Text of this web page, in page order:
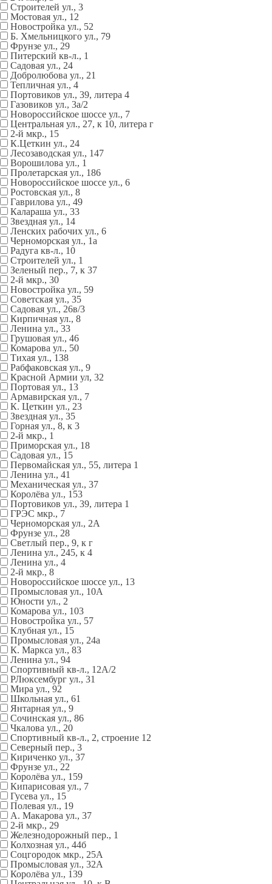
Строителей ул., 3
Мостовая ул., 12
Новостройка ул., 52
Б. Хмельницкого ул., 79
Фрунзе ул., 29
Питерский кв-л., 1
Садовая ул., 24
Добролюбова ул., 21
Тепличная ул., 4
Портовиков ул., 39, литера 4
Газовиков ул., 3а/2
Новороссийское шоссе ул., 7
Центральная ул., 27, к 10, литера г
2-й мкр., 15
К.Цеткин ул., 24
Лесозаводская ул., 147
Ворошилова ул., 1
Пролетарская ул., 186
Новороссийское шоссе ул., 6
Ростовская ул., 8
Гаврилова ул., 49
Калараша ул., 33
Звездная ул., 14
Ленских рабочих ул., 6
Черноморская ул., 1а
Радуга кв-л., 10
Строителей ул., 1
Зеленый пер., 7, к 37
2-й мкр., 30
Новостройка ул., 59
Советская ул., 35
Садовая ул., 26в/3
Кирпичная ул., 8
Ленина ул., 33
Грушовая ул., 46
Комарова ул., 50
Тихая ул., 138
Рабфаковская ул., 9
Красной Армии ул, 32
Портовая ул., 13
Армавирская ул., 7
К. Цеткин ул., 23
Звездная ул., 35
Горная ул., 8, к 3
2-й мкр., 1
Приморская ул., 18
Садовая ул., 15
Первомайская ул., 55, литера 1
Ленина ул., 41
Механическая ул., 37
Королёва ул., 153
Портовиков ул., 39, литера 1
ГРЭС мкр., 7
Черноморская ул., 2А
Фрунзе ул., 28
Светлый пер., 9, к г
Ленина ул., 245, к 4
Ленина ул., 4
2-й мкр., 8
Новороссийское шоссе ул., 13
Промысловая ул., 10А
Юности ул., 2
Комарова ул., 103
Новостройка ул., 57
Клубная ул., 15
Промысловая ул., 24а
К. Маркса ул., 83
Ленина ул., 94
Спортивный кв-л., 12А/2
РЛюксембург ул., 31
Мира ул., 92
Школьная ул., 61
Янтарная ул., 9
Сочинская ул., 86
Чкалова ул., 20
Спортивный кв-л., 2, строение 12
Северный пер., 3
Кириченко ул., 37
Фрунзе ул., 22
Королёва ул., 159
Кипарисовая ул., 7
Гусева ул., 15
Полевая ул., 19
А. Макарова ул., 37
2-й мкр., 29
Железнодорожный пер., 1
Колхозная ул., 44б
Соцгородок мкр., 25А
Промысловая ул., 32А
Королёва ул., 139